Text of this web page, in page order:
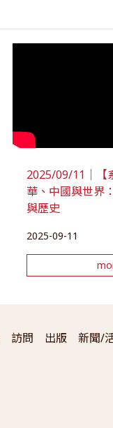
2025/09/11｜【
華、中國與世界
與歷史
2025-09-11
訪問 出版 新聞/